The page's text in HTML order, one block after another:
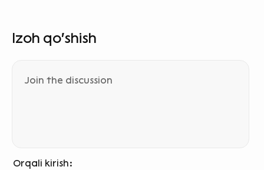
Izoh qo‘shish
Orqali kirish